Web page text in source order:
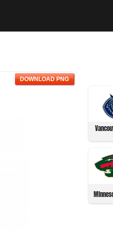
DOWNLOAD PNG